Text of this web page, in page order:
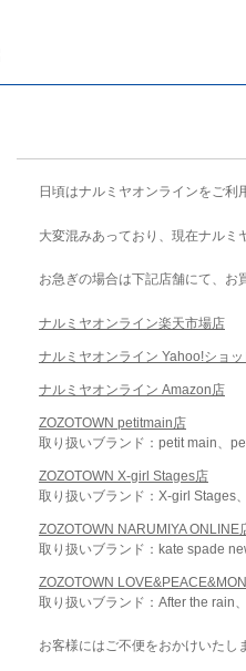
日頃はナルミヤオンラインをご利
大変混みあっており、現在ナルミ
お急ぎの場合は下記店舗にて、お
ナルミヤオンライン楽天市場店
ナルミヤオンライン Yahoo!ショ
ナルミヤオンライン Amazon店
ZOZOTOWN petitmain店
取り扱いブランド：petit main、
ZOZOTOWN X-girl Stages店
取り扱いブランド：X-girl Stages
ZOZOTOWN NARUMIYA ONLINE
取り扱いブランド：kate spade
ZOZOTOWN
取り扱いブランド：After the rain
お客様にはご不便をおかけいたし